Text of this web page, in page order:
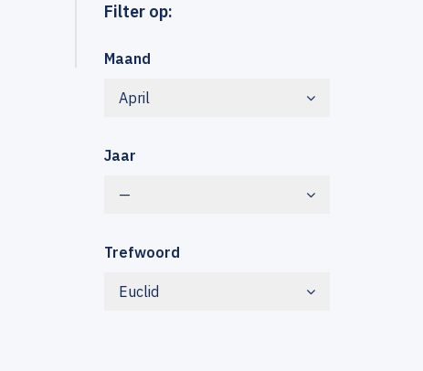
Filter op:
Maand
April
Jaar
—
Trefwoord
Euclid